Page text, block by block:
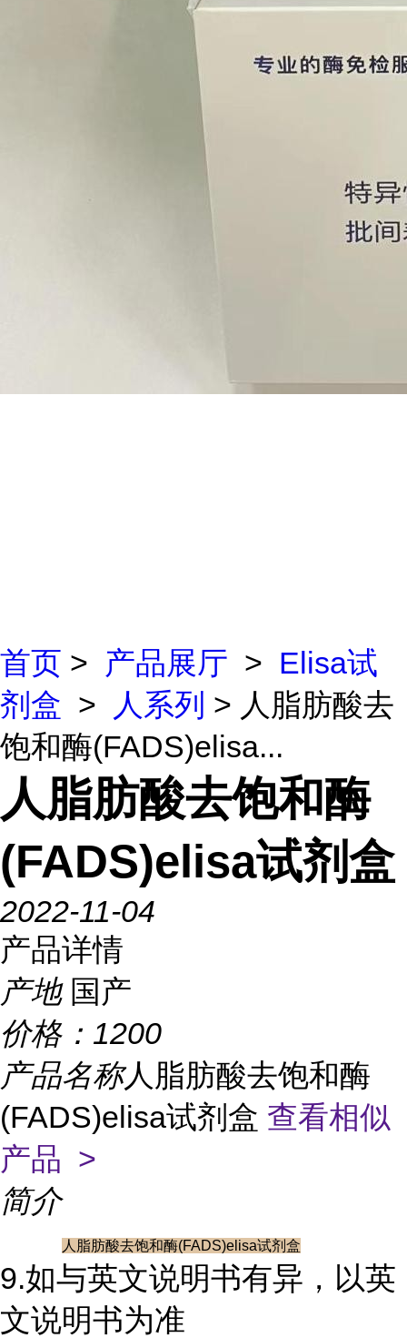
首页 > 产品展厅 > Elisa试
剂盒 > 人系列 > 人脂肪酸去
饱和酶(FADS)elisa...
人脂肪酸去饱和酶
(FADS)elisa试剂盒
2022-11-04
产品详情
产地 国产
价格： 1200
产品名称人脂肪酸去饱和酶
(FADS)elisa试剂盒 查看相似
产品 >
简介
人脂肪酸去饱和酶(FADS)elisa试剂盒
9.如与英文说明书有异，以英
文说明书为准